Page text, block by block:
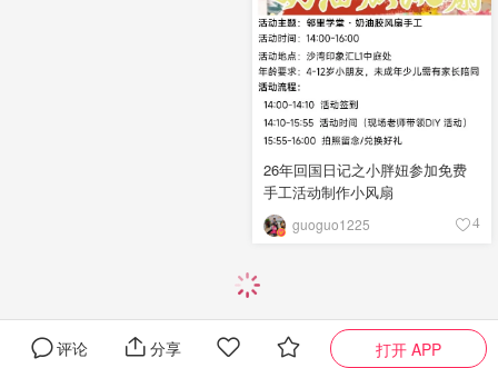
26年回国日记之小胖妞参加免费
手工活动制作小风扇
guoguo1225 4
评论 分享 打开 APP